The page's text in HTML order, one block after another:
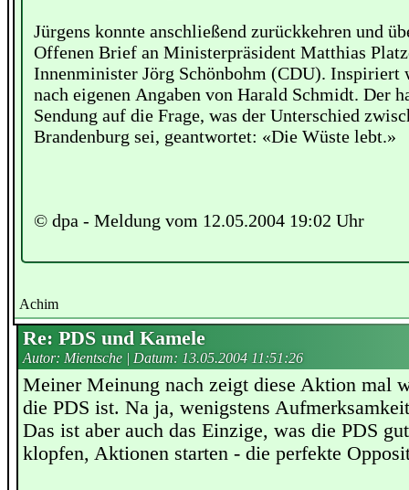
Jürgens konnte anschließend zurückkehren und
Offenen Brief an Ministerpräsident Matthias
Innenminister Jörg Schönbohm (CDU). Inspiriert
nach eigenen Angaben von Harald Schmidt. Der
Sendung auf die Frage, was der Unterschied
Brandenburg sei, geantwortet: «Die Wüste lebt.»
© dpa - Meldung vom 12.05.2004 19:02 Uhr
Achim
Re: PDS und Kamele
Autor: Mientsche | Datum: 13.05.2004 11:51:26
Meiner Meinung nach zeigt diese Aktion mal
die PDS ist. Na ja, wenigstens
Das ist aber auch das Einzige, was die PDS
klopfen, Aktionen starten - die perfekte